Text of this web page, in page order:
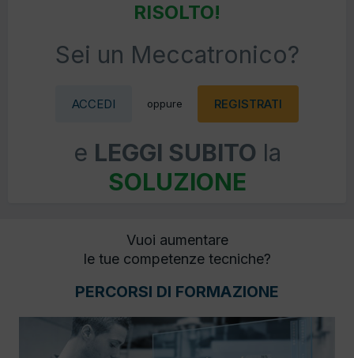
RISOLTO!
Sei un Meccatronico?
ACCEDI oppure REGISTRATI
e LEGGI SUBITO la
SOLUZIONE
Vuoi aumentare
le tue competenze tecniche?
PERCORSI DI FORMAZIONE